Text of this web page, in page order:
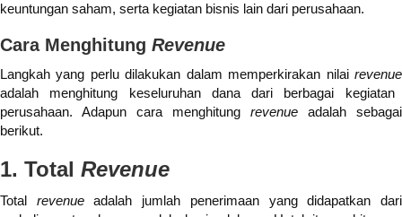
keuntungan saham, serta kegiatan bisnis lain dari perusahaan.
Cara Menghitung Revenue
Langkah yang perlu dilakukan dalam memperkirakan nilai revenue
adalah menghitung keseluruhan dana dari berbagai kegiatan
perusahaan. Adapun cara menghitung revenue adalah sebagai
berikut.
1. Total Revenue
Total revenueadalah jumlah penerimaan yang didapatkan dari